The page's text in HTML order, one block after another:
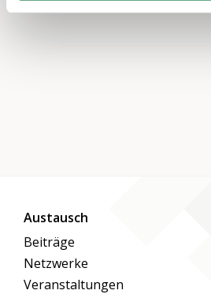
Austausch
Beiträge
Netzwerke
Veranstaltungen